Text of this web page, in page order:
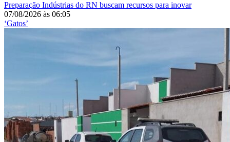
Preparação Indústrias do RN buscam recursos para inovar
07/08/2026 às 06:05
‘Gatos’